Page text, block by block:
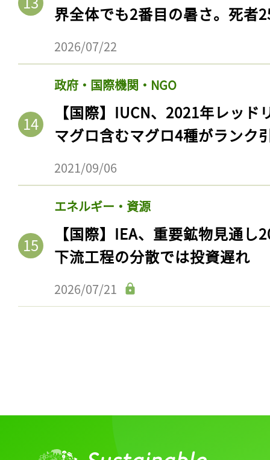
界全体でも2番目の暑さ。死者
2026/07/22
政府・国際機関・NGO
【国際】IUCN、2021年レッ
マグロ含むマグロ4種がランク
2021/09/06
エネルギー・資源
【国際】IEA、重要鉱物見通
下流工程の分散では投資遅れ
2026/07/21